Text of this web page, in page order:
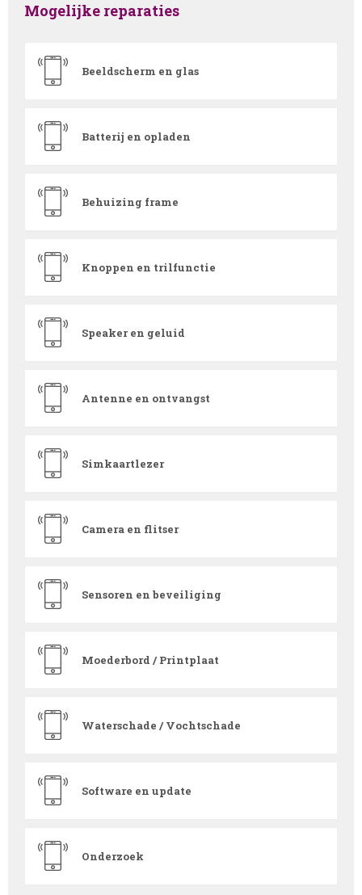
Mogelijke reparaties
Beeldscherm en glas
Batterij en opladen
Behuizing frame
Knoppen en trilfunctie
Speaker en geluid
Antenne en ontvangst
Simkaartlezer
Camera en flitser
Sensoren en beveiliging
Moederbord / Printplaat
Waterschade / Vochtschade
Software en update
Onderzoek